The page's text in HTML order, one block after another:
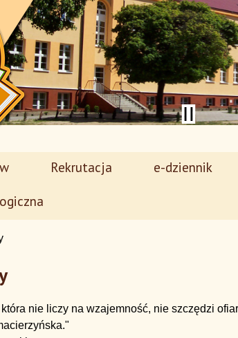
Rekrutacja e-dziennik
nie liczy na wzajemność, nie szczędzi